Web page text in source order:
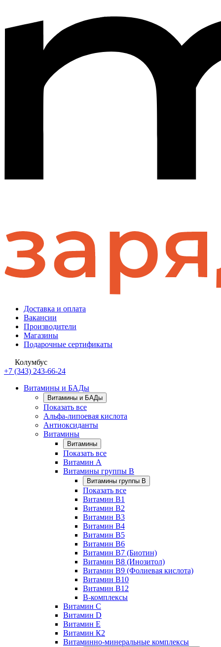
Доставка и оплата
Вакансии
Производители
Магазины
Подарочные сертификаты
Колумбус
+7 (343) 243-66-24
Витамины и БАДы
Витамины и БАДы
Показать все
Альфа-липоевая кислота
Антиоксиданты
Витамины
Витамины
Показать все
Витамин A
Витамины группы B
Витамины группы B
Показать все
Витамин B1
Витамин B2
Витамин B3
Витамин B4
Витамин B5
Витамин B6
Витамин B7 (Биотин)
Витамин B8 (Инозитол)
Витамин B9 (Фолиевая кислота)
Витамин B10
Витамин B12
B-комплексы
Витамин C
Витамин D
Витамин E
Витамин К2
Витаминно-минеральные комплексы